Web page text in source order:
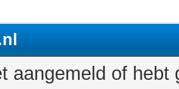
aangemeld of